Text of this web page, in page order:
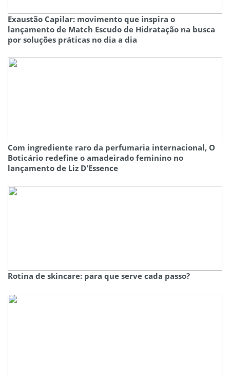
Exaustão Capilar: movimento que inspira o
lançamento de Match Escudo de Hidratação na busca
por soluções práticas no dia a dia
Com ingrediente raro da perfumaria internacional, O
Boticário redefine o amadeirado feminino no
lançamento de Liz D'Essence
Rotina de skincare: para que serve cada passo?